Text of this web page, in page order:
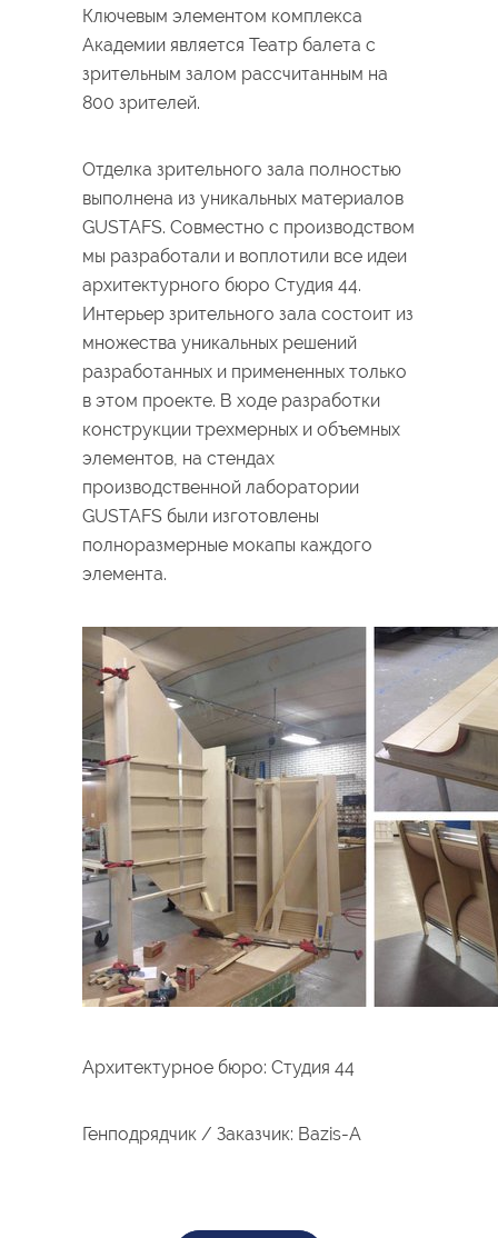
Ключевым элементом комплекса
Академии является Театр балета с
зрительным залом рассчитанным на
800 зрителей.
Отделка зрительного зала полностью
выполнена из уникальных материалов
GUSTAFS. Совместно с производством
мы разработали и воплотили все идеи
архитектурного бюро Студия 44.
Интерьер зрительного зала состоит из
множества уникальных решений
разработанных и примененных только
в этом проекте. В ходе разработки
конструкции трехмерных и объемных
элементов, на стендах
производственной лаборатории
GUSTAFS были изготовлены
полноразмерные мокапы каждого
элемента.
Архитектурное бюро: Студия 44
Генподрядчик / Заказчик: Bazis-А